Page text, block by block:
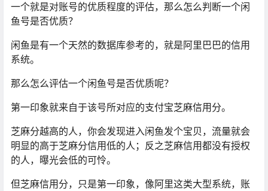
一个就是对账号的优质程度的评估，那么怎么判断一个闲
鱼号是否优质？
闲鱼是有一个天然的数据库参考的，就是阿里巴巴的信用
系统。
那么怎么评估一个闲鱼号是否优质呢？
第一印象就来自于该号所对应的支付宝芝麻信用分。
芝麻分越高的人，你会发现进入闲鱼发个宝贝，流量就会
明显的高于芝麻分信用低的人；反之芝麻信用都没有授权
的人，曝光会低的可怜。
但芝麻信用分，只是第一印象，像阿里这类大型系统，账